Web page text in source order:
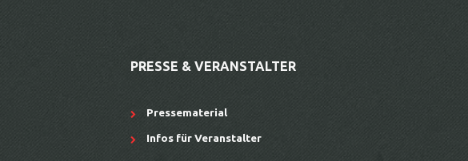
PRESSE & VERANSTALTER
Pressematerial
Infos für Veranstalter